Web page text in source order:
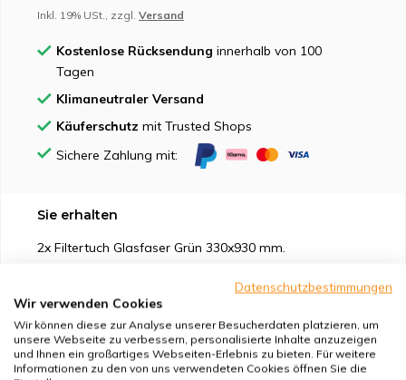
Inkl. 19% USt., zzgl. Versand
Kostenlose Rücksendung innerhalb von 100
Tagen
Klimaneutraler Versand
Käuferschutz mit Trusted Shops
Sichere Zahlung mit:
Sie erhalten
2x Filtertuch Glasfaser Grün 330x930 mm.
Geeignet für
Datenschutzbestimmungen
Wir verwenden Cookies
Wir können diese zur Analyse unserer Besucherdaten platzieren, um
unsere Webseite zu verbessern, personalisierte Inhalte anzuzeigen
und Ihnen ein großartiges Webseiten-Erlebnis zu bieten. Für weitere
Informationen zu den von uns verwendeten Cookies öffnen Sie die